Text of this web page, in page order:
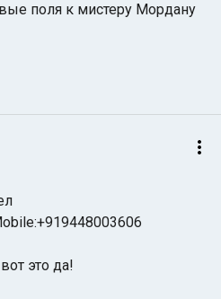
поля к мистеру Мордану
это да!